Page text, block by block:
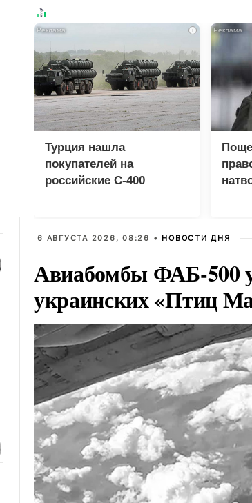
i
Турция нашла
покупателей на
российские C-400
6 АВГУСТА 2026, 08:26 • НОВОСТИ ДНЯ
Авиабомбы ФАБ-500
украинских «Птиц